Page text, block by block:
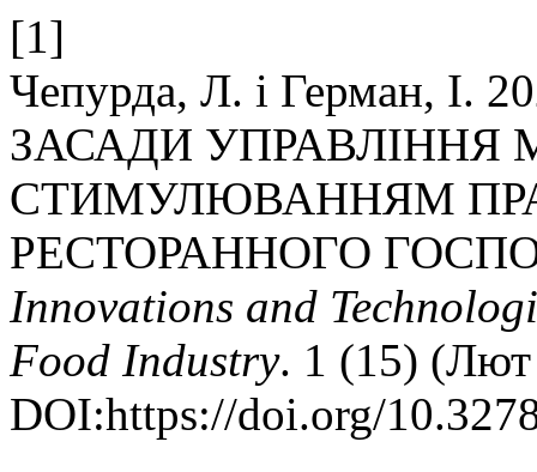
[1]
Чепурда, Л. і Герман,
ЗАСАДИ УПРАВЛІННЯ
СТИМУЛЮВАННЯМ
РЕСТОРАННОГО
Innovations and
Food Industry. 1 (15)
DOI:https://doi.org/